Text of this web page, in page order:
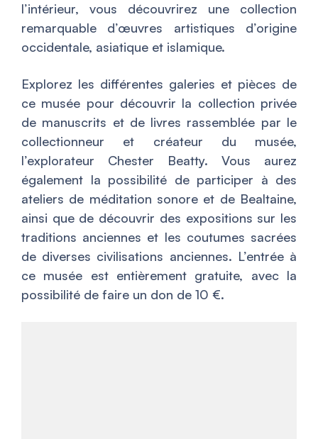
l’intérieur, vous découvrirez une collection
remarquable d’œuvres artistiques d’origine
occidentale, asiatique et islamique.
Explorez les différentes galeries et pièces de
ce musée pour découvrir la collection privée
de manuscrits et de livres rassemblée par le
collectionneur et créateur du musée,
l’explorateur Chester Beatty. Vous aurez
également la possibilité de participer à des
ateliers de méditation sonore et de Bealtaine,
ainsi que de découvrir des expositions sur les
traditions anciennes et les coutumes sacrées
de diverses civilisations anciennes. L’entrée à
ce musée est entièrement gratuite, avec la
possibilité de faire un don de 10 €.